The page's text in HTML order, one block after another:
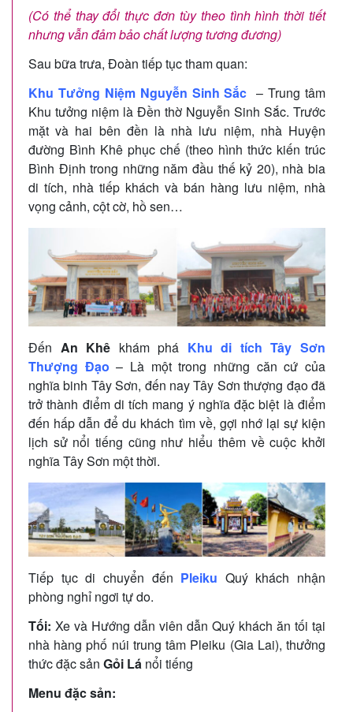
(Có thể thay đổi thực đơn tùy theo tình hình thời tiết
nhưng vẫn đảm bảo chất lượng tương đương)
Sau bữa trưa, Đoàn tiếp tục tham quan:
Khu Tưởng Niệm Nguyễn Sinh Sắc – Trung tâm
Khu tưởng niệm là Đền thờ Nguyễn Sinh Sắc. Trước
mặt và hai bên đền là nhà lưu niệm, nhà Huyện
đường Bình Khê phục chế (theo hình thức kiến trúc
Bình Định trong những năm đầu thế kỷ 20), nhà bia
di tích, nhà tiếp khách và bán hàng lưu niệm, nhà
vọng cảnh, cột cờ, hồ sen…
Đến An Khê khám phá Khu di tích Tây Sơn
Thượng Đạo – Là một trong những căn cứ của
nghĩa binh Tây Sơn, đến nay Tây Sơn thượng đạo đã
trở thành điểm di tích mang ý nghĩa đặc biệt là điểm
đến hấp dẫn để du khách tìm về, gợi nhớ lại sự kiện
lịch sử nổi tiếng cũng như hiểu thêm về cuộc khởi
nghĩa Tây Sơn một thời.
Tiếp tục di chuyển đến Pleiku Quý khách nhận
phòng nghỉ ngơi tự do.
Tối: Xe và Hướng dẫn viên dẫn Quý khách ăn tối tại
nhà hàng phố núi trung tâm Pleiku (Gia Lai), thưởng
thức đặc sản Gỏi Lá nổi tiếng
Menu đặc sản: